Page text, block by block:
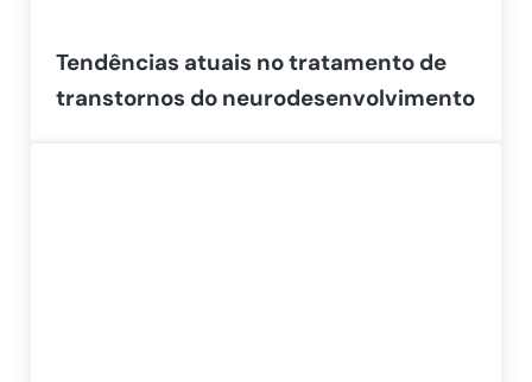
Tendências atuais no tratamento de
transtornos do neurodesenvolvimento